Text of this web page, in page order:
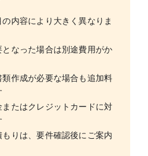
内容により大きく異なりま
なった場合は別途費用がか
作成が必要な場合も追加料
またはクレジットカードに対
りは、要件確認後にご案内